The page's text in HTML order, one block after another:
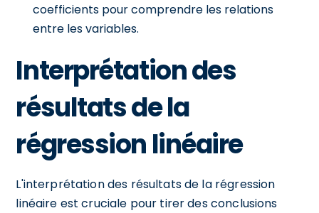
coefficients pour comprendre les relations
entre les variables.
Interprétation des
résultats de la
régression linéaire
L'interprétation des résultats de la régression
linéaire est cruciale pour tirer des conclusions